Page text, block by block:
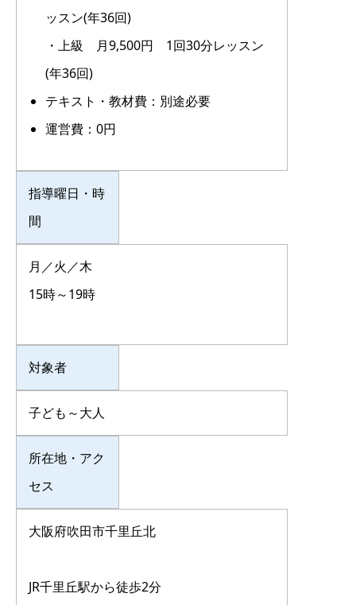
ッスン(年36回)
・上級 月9,500円 1回30分レッスン
(年36回)
テキスト・教材費：別途必要
運営費：0円
指導曜日・時
間
月／火／木
15時～19時
対象者
子ども～大人
所在地・アク
セス
大阪府吹田市千里丘北
JR千里丘駅から徒歩2分